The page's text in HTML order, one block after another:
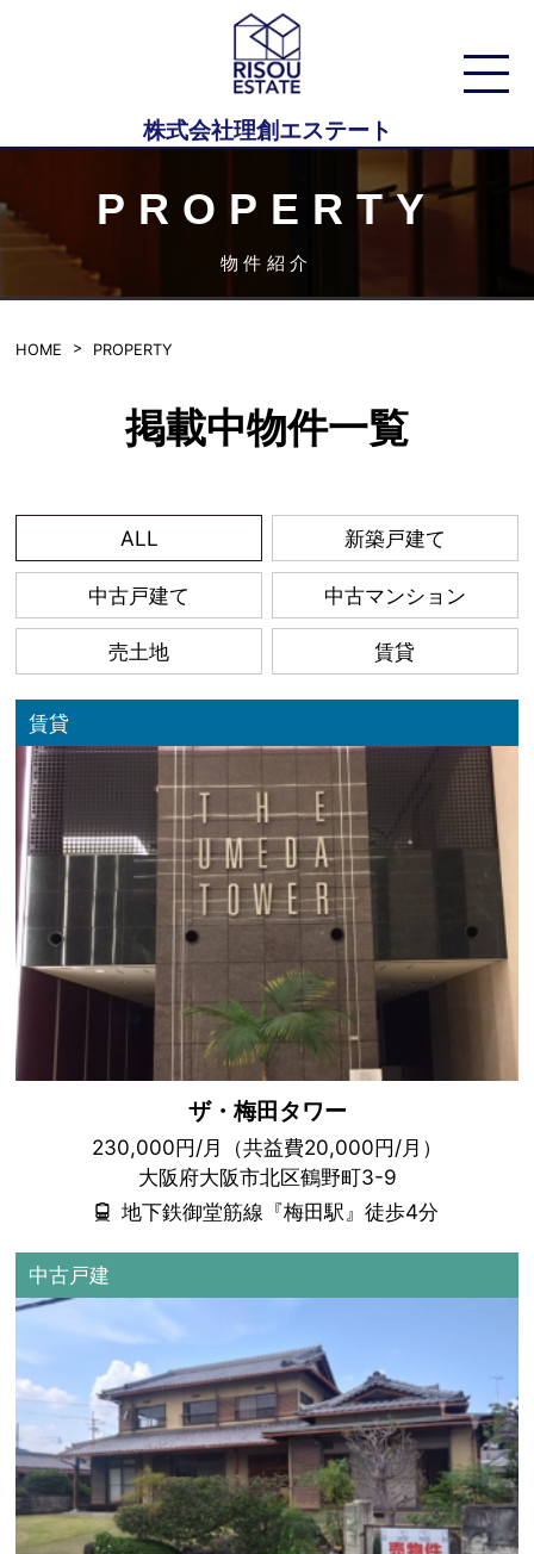
株式会社理創エステート
PROPERTY
物件紹介
HOME PROPERTY
掲載中物件一覧
ALL 新築戸建て
中古戸建て 中古マンション
売土地 賃貸
賃貸
ザ・梅田タワー
230,000円/月（共益費20,000円/月）
大阪府大阪市北区鶴野町3-9
地下鉄御堂筋線『梅田駅』徒歩4分
中古戸建